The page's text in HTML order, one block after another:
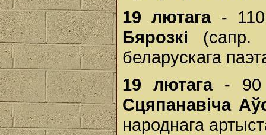
19 лютага- 110
Бярозкі (сапр.
беларускага
19 лютага- 90
Сцяпанавіча
народнага